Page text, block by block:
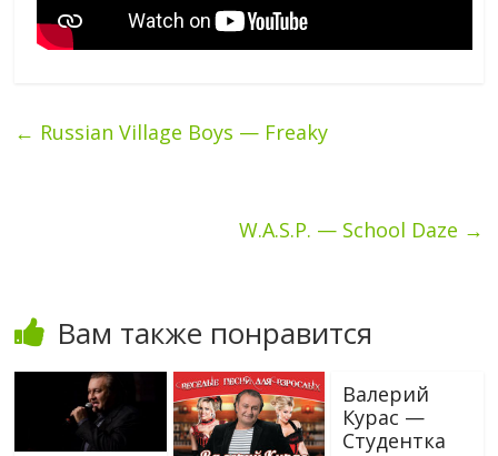
← Russian Village Boys — Freaky
W.A.S.P. — School Daze →
Вам также понравится
Валерий
Курас —
Студентка